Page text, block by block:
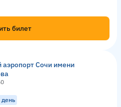
билет
Сочи имени
день